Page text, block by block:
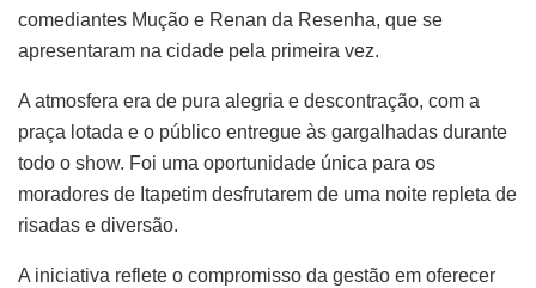
comediantes Mução e Renan da Resenha, que se
apresentaram na cidade pela primeira vez.
A atmosfera era de pura alegria e descontração, com a
praça lotada e o público entregue às gargalhadas durante
todo o show. Foi uma oportunidade única para os
moradores de Itapetim desfrutarem de uma noite repleta de
risadas e diversão.
A iniciativa reflete o compromisso da gestão em oferecer